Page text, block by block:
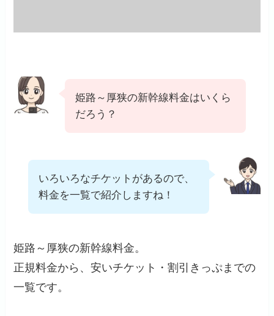
姫路～厚狭の新幹線料金はいくら
だろう？
いろいろなチケットがあるので、
料金を一覧で紹介しますね！
姫路～厚狭の新幹線料金。
正規料金から、安いチケット・割引きっぷまでの
一覧です。